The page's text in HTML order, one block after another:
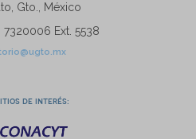
Gto., México
7320006 Ext. 5538
de interés: